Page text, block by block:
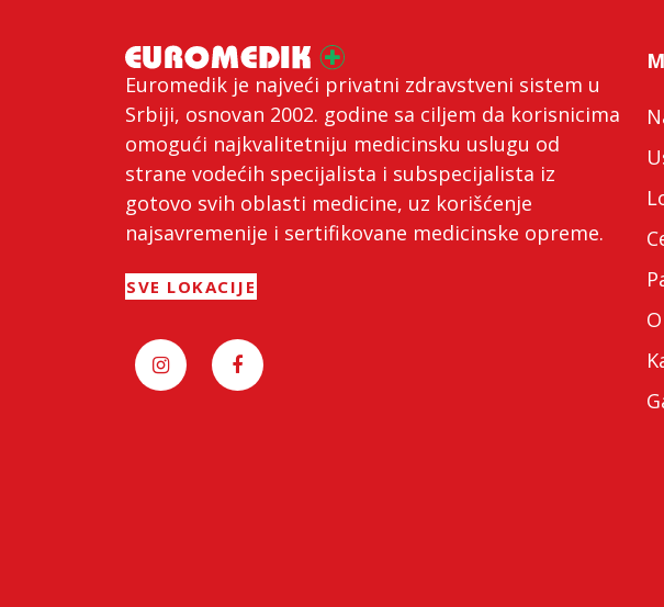
Euromedik je najveći privatni zdravstveni sistem u
Srbiji, osnovan 2002. godine sa ciljem da korisnicima
omogući najkvalitetniju medicinsku uslugu od
strane vodećih specijalista i subspecijalista iz
gotovo svih oblasti medicine, uz korišćenje
najsavremenije i sertifikovane medicinske opreme.
SVE LOKACIJE